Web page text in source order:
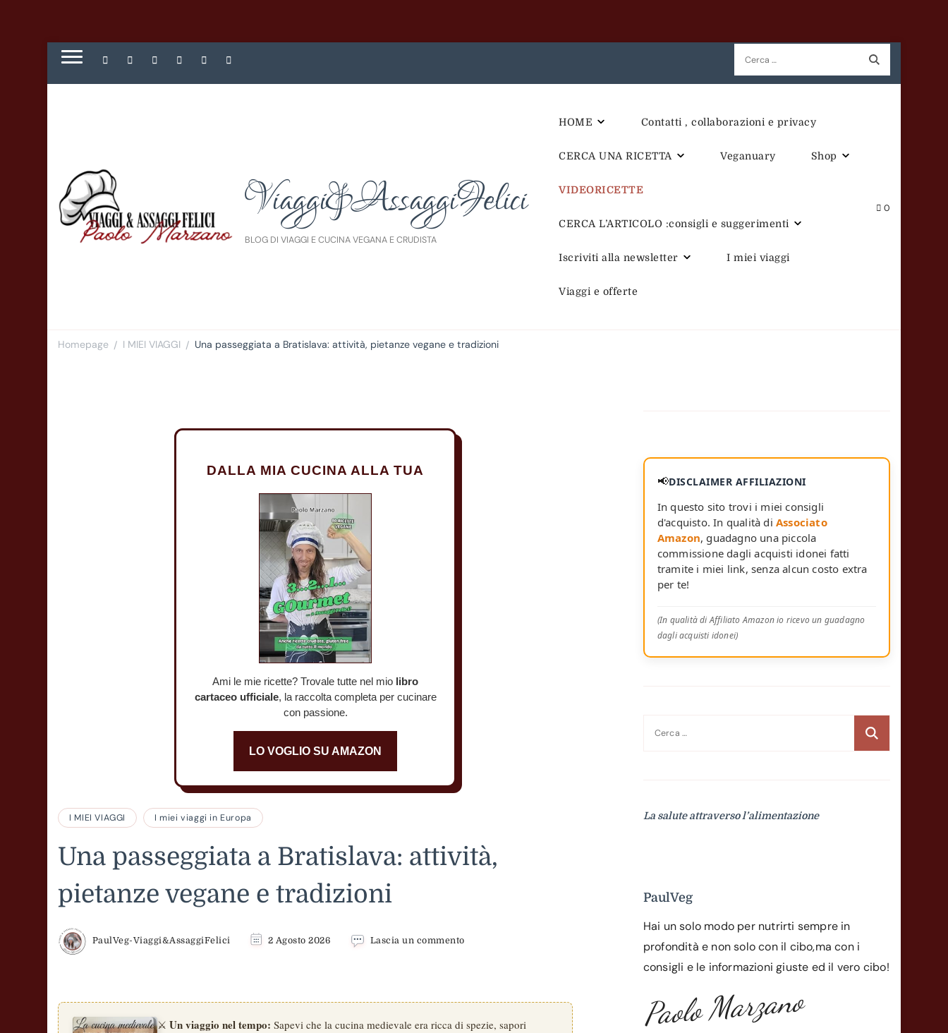
Ricerca
per:
Viaggi&AssaggiFelici
BLOG DI VIAGGI E CUCINA VEGANA E CRUDISTA
HOME Contatti , collaborazioni e privacy
CERCA UNA RICETTA Veganuary Shop
VIDEORICETTE
CERCA L’ARTICOLO :consigli e suggerimenti
Iscriviti alla newsletter I miei viaggi
Viaggi e offerte
0
Homepage / I MIEI VIAGGI / Una passeggiata a Bratislava: attività, pietanze vegane e tradizioni
DALLA MIA CUCINA ALLA TUA
Ami le mie ricette? Trovale tutte nel mio libro
cartaceo ufficiale, la raccolta completa per cucinare
con passione.
LO VOGLIO SU AMAZON
I MIEI VIAGGI I miei viaggi in Europa
Una passeggiata a Bratislava: attività,
pietanze vegane e tradizioni
PaulVeg-Viaggi&AssaggiFelici 2 Agosto 2026 Lascia un commentosu
attività,
vegane
⚔️Un viaggio nel tempo: Sapevi che la cucina medievale era ricca di spezie, sapori
📢DISCLAIMER AFFILIAZIONI
In questo sito trovi i miei consigli
d'acquisto. In qualità di Associato
Amazon, guadagno una piccola
commissione dagli acquisti idonei fatti
tramite i miei link, senza alcun costo extra
per te!
(In qualità di Affiliato Amazon io ricevo un guadagno
dagli acquisti idonei)
La salute attraverso l’alimentazione
PaulVeg
Hai un solo modo per nutrirti sempre in
profondità e non solo con il cibo,ma con i
consigli e le informazioni giuste ed il vero cibo!
Paolo Marzano